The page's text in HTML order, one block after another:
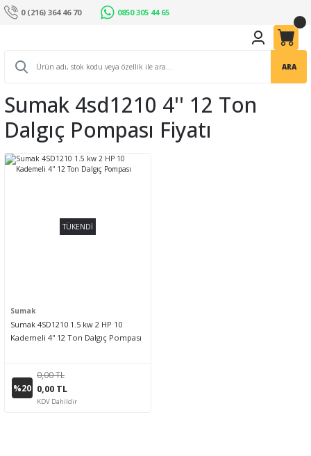
0 (216) 364 46 70 0850 305 44 65
ARA
Sumak 4sd1210 4'' 12 Ton
Dalgıç Pompası Fiyatı
TÜKENDİ
Sumak
Sumak 4SD1210 1.5 kw 2 HP 10
Kademeli 4'' 12 Ton Dalgıç Pompası
%20
0,00 TL
0,00 TL
KDV Dahildir